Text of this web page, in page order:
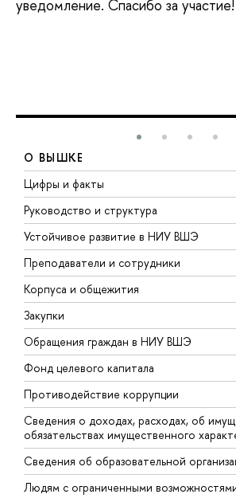
уведомление. Спасибо за участие!
О ВЫШКЕ
Цифры и факты
Руководство и структура
Устойчивое развитие в НИУ ВШЭ
Преподаватели и сотрудники
Корпуса и общежития
Закупки
Обращения граждан в НИУ ВШЭ
Фонд целевого капитала
Противодействие коррупции
Сведения о доходах, расходах, об
обязательствах имущественного
Сведения об образовательной
Людям с ограниченными